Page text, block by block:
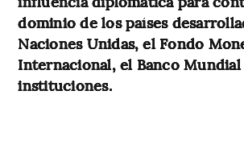
dominio de los países
Naciones Unidas, el Fondo
Internacional, el Banco
instituciones.